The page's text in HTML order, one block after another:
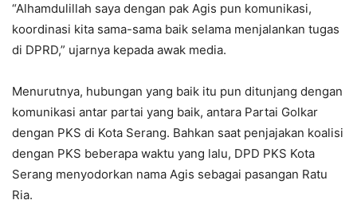
“Alhamdulillah saya dengan pak Agis pun komunikasi,
koordinasi kita sama-sama baik selama menjalankan tugas
di DPRD,” ujarnya kepada awak media.
Menurutnya, hubungan yang baik itu pun ditunjang dengan
komunikasi antar partai yang baik, antara Partai Golkar
dengan PKS di Kota Serang. Bahkan saat penjajakan koalisi
dengan PKS beberapa waktu yang lalu, DPD PKS Kota
Serang menyodorkan nama Agis sebagai pasangan Ratu
Ria.